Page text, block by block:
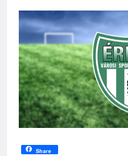
Share